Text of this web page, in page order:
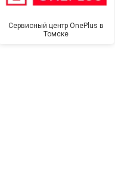
Сервисный центр OnePlus в
Томске